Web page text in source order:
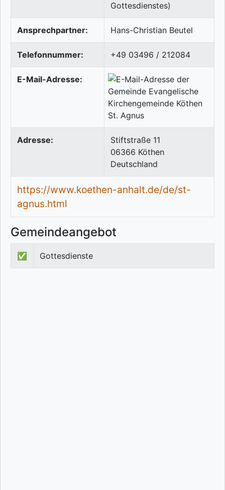
Gottesdienstes)
Ansprechpartner: Hans-Christian Beutel
Telefonnummer: +49 03496 / 212084
E-Mail-Adresse:
Adresse:
Stiftstraße 11
06366 Köthen
Deutschland
https://www.koethen-anhalt.de/de/st-
agnus.html
Gemeindeangebot
✅ Gottesdienste